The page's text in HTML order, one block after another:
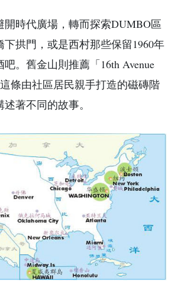
開時代廣場，轉而探索DUMBO區
下拱門，或是西村那些保留1960年
。舊金山則推薦「16th Avenue
條由社區居民親手打造的磁磚階
著不同的故事。